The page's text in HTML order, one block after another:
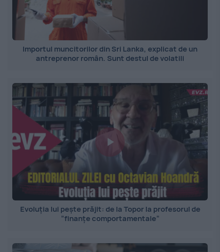
Importul muncitorilor din Sri Lanka, explicat de un
antreprenor român. Sunt destul de volatili
Evoluția lui pește prăjit: de la Topor la profesorul de
”finanțe comportamentale”